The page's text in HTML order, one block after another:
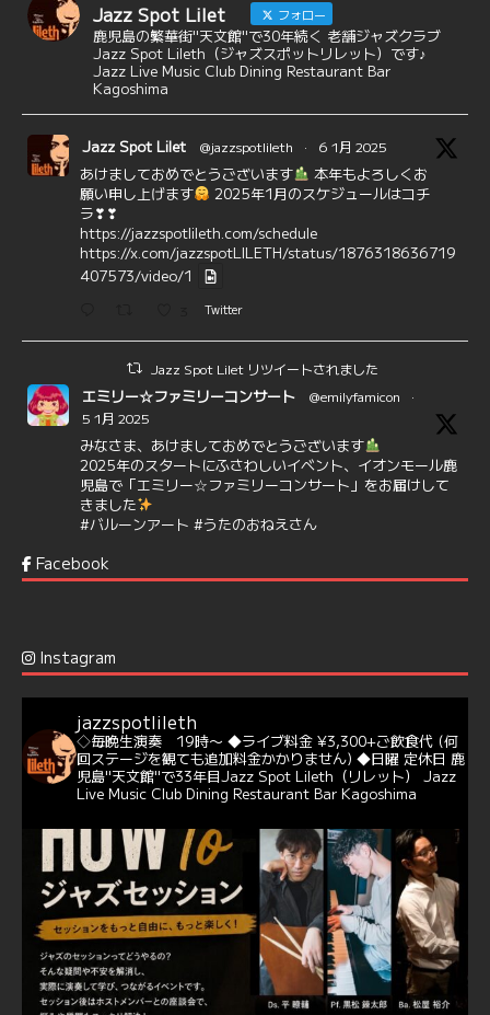
Jazz Spot Lilet フォロー
鹿児島の繁華街"天文館"で30年続く 老舗ジャズクラブ
Jazz Spot Lileth（ジャズスポットリレット）です♪
Jazz Live Music Club Dining Restaurant Bar
Kagoshima
Jazz Spot Lilet @jazzspotlileth · 6 1月 2025
あけましておめでとうございます
本年もよろしくお
願い申し上げます
2025年1月のスケジュールはコチ
ラ❣❣
https://jazzspotlileth.com/schedule
https://x.com/jazzspotLILETH/status/1876318636719
407573/video/1
Twitter
Jazz Spot Lilet リツイートされました
エミリー☆ファミリーコンサート @emilyfamicon
·
5 1月 2025
みなさま、あけましておめでとうございます
2025年のスタートにふさわしいイベント、イオンモール鹿
児島で「エミリー☆ファミリーコンサート」をお届けして
きました
#バルーンアート #うたのおねえさん
6 7
@delightful_gang
バー♪♬
当店での演奏シーンもご覧いただけます❣❣
#天文館ミリオネーション #ジャミラ #クリスマスソング
https://youtu.be/2lhypP4KWc4?si=CEbY-wEg5HDc_iEv
6 Twitter
Jazz Spot Lilet @jazzspotlileth · 11 11月 2024
忘年会＆新年会 ご予約承り中❣❣
☆窓辺から天文館ミリオネーション
☆JAZZの生演奏を聴きながら♪
☆地産地消に拘ったフードメニュー
プラン内容はご予算とご要望に応じてアレンジ可能ですの
で、お気軽にお問い合せください
https://jazzspotlileth.com/recommend/8650
Facebook
Instagram
jazzspotlileth
◇毎晩生演奏 19時〜 ◆ライブ料金 ¥3,300+ご飲食代 (何
回ステージを観ても追加料金かかりません) ◆日曜 定休日 鹿
児島"天文館"で33年目Jazz Spot Lileth（リレット）
Jazz
Live Music Club Dining Restaurant Bar Kagoshima